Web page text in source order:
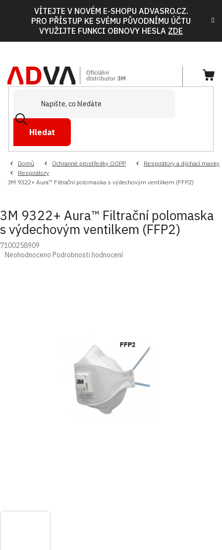
VÍTEJTE V NOVÉM E-SHOPU ADVASRO.CZ.
PRO PŘÍSTUP KE SVÉMU PŮVODNÍMU ÚČTU
VYUŽIJTE FUNKCI OBNOVY HESLA ZDE
Hledat
Domů Ochranné prostředky OOPP
Respirátory a dýchací masky
Respirátory
3M 9322+ Aura™ Filtrační polomaska s výdechovým ventilkem (FFP2)
3M 9322+ Aura™ Filtrační polomaska
s výdechovým ventilkem (FFP2)
7100258909
Průměrné
Neohodnoceno Podrobnosti hodnocení